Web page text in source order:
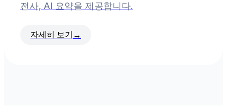
전사, AI 요약을 제공합니다.
자세히 보기 →